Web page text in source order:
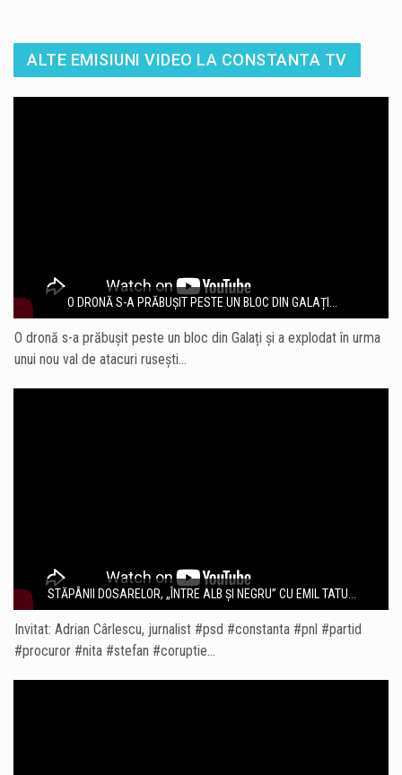
ALTE EMISIUNI VIDEO LA CONSTANTA TV
O DRONĂ S-A PRĂBUȘIT PESTE UN BLOC DIN GALAȚI...
O dronă s-a prăbușit peste un bloc din Galați și a explodat în urma
unui nou val de atacuri rusești…
STĂPÂNII DOSARELOR, „ÎNTRE ALB ȘI NEGRU” CU EMIL TATU...
Invitat: Adrian Cârlescu, jurnalist #psd #constanta #pnl #partid
#procuror #nita #stefan #coruptie…